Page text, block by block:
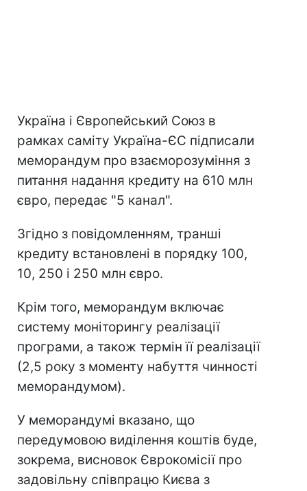
Україна і Європейський Союз в
рамках саміту Україна-ЄС підписали
меморандум про взаєморозуміння з
питання надання кредиту на 610 млн
євро, передає "5 канал".
Згідно з повідомленням, транші
кредиту встановлені в порядку 100,
10, 250 і 250 млн євро.
Крім того, меморандум включає
систему моніторингу реалізації
програми, а також термін її реалізації
(2,5 року з моменту набуття чинності
меморандумом).
У меморандумі вказано, що
передумовою виділення коштів буде,
зокрема, висновок Єврокомісії про
задовільну співпрацю Києва з